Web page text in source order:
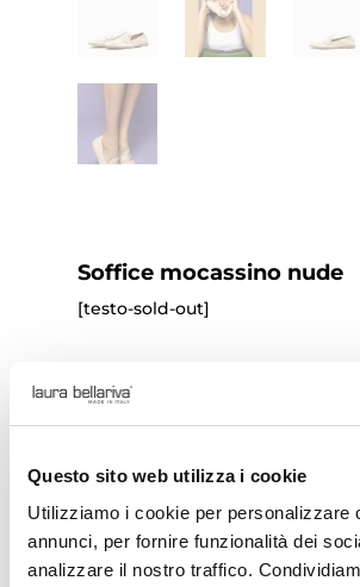
Questo sito web utilizza i cookie
Utilizziamo i cookie per personalizzare
annunci, per fornire funzionalità dei
analizzare il nostro traffico.
Soffice mocassino nude
[testo-sold-out]
originale
€259,00.
attuale
€129,50.
35 36 37 38
41